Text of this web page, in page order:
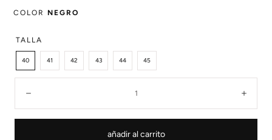
COLOR NEGRO
TALLA
40 41 42 43 44 45
añadir al carrito